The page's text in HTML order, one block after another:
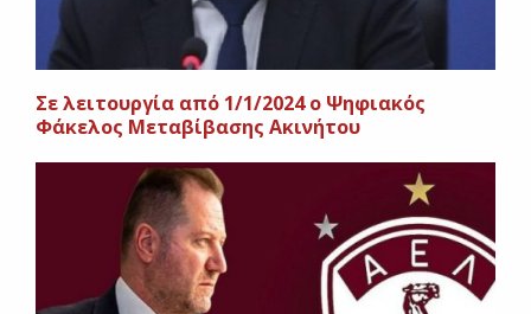
Σε λειτουργία από 1/1/2024 ο Ψηφιακός
Φάκελος Μεταβίβασης Ακινήτου